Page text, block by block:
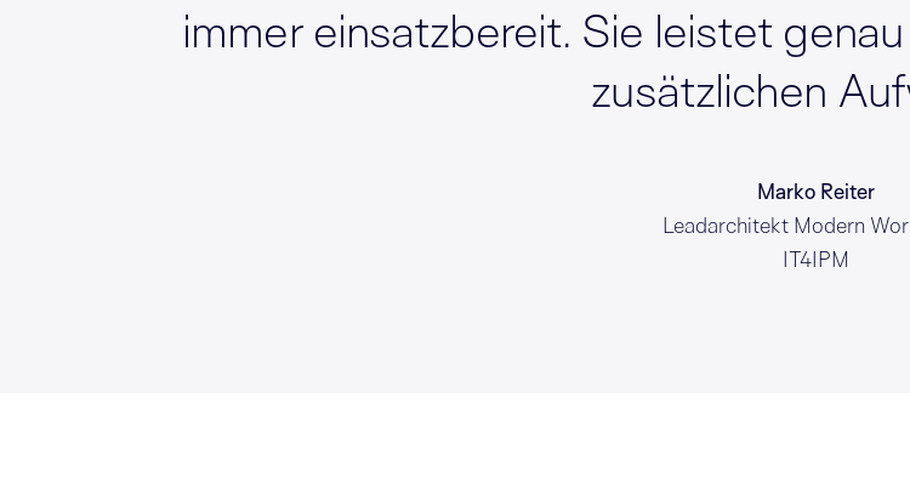
immer einsatzbereit. Sie leistet
zusätzlichen
Marko Reiter
Leadarchitekt Modern
IT4IPM